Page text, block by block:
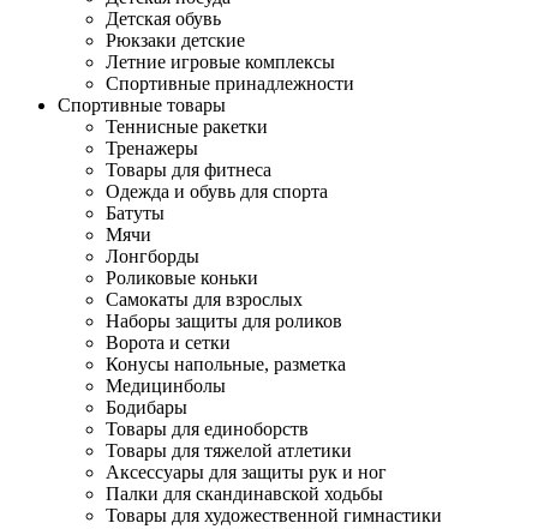
Детская обувь
Рюкзаки детские
Летние игровые комплексы
Спортивные принадлежности
Спортивные товары
Теннисные ракетки
Тренажеры
Товары для фитнеса
Одежда и обувь для спорта
Батуты
Мячи
Лонгборды
Роликовые коньки
Самокаты для взрослых
Наборы защиты для роликов
Ворота и сетки
Конусы напольные, разметка
Медицинболы
Бодибары
Товары для единоборств
Товары для тяжелой атлетики
Аксессуары для защиты рук и ног
Палки для скандинавской ходьбы
Товары для художественной гимнастики